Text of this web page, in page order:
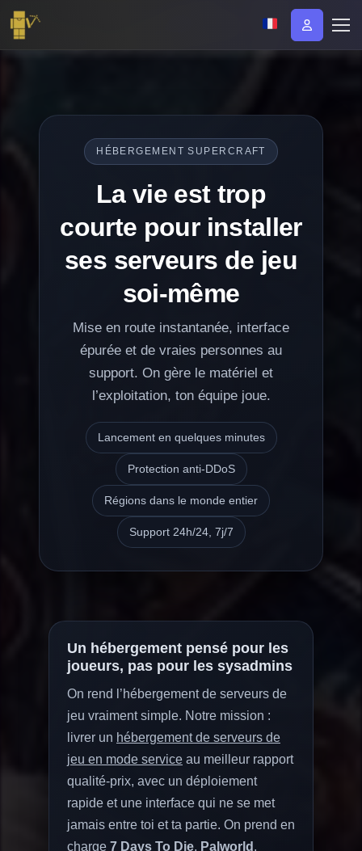
HÉBERGEMENT SUPERCRAFT
La vie est trop
courte pour installer
ses serveurs de jeu
soi-même
Mise en route instantanée, interface
épurée et de vraies personnes au
support. On gère le matériel et
l’exploitation, ton équipe joue.
Lancement en quelques minutes
Protection anti-DDoS
Régions dans le monde entier
Support 24h/24, 7j/7
Un hébergement pensé pour les
joueurs, pas pour les sysadmins
On rend l’hébergement de serveurs de
jeu vraiment simple. Notre mission :
livrer un hébergement de serveurs de
jeu en mode service au meilleur rapport
qualité-prix, avec un déploiement
rapide et une interface qui ne se met
jamais entre toi et ta partie. On prend en
charge 7 Days To Die, Palworld ,